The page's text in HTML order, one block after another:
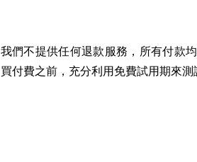
我們不提供任何退款服務，所有付款
買付費之前，充分利用免費試用期來測